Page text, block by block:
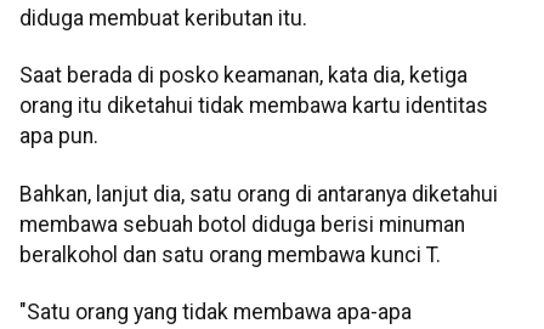
diduga membuat keributan itu.
Saat berada di posko keamanan, kata dia, ketiga
orang itu diketahui tidak membawa kartu identitas
apa pun.
Bahkan, lanjut dia, satu orang di antaranya diketahui
membawa sebuah botol diduga berisi minuman
beralkohol dan satu orang membawa kunci T.
"Satu orang yang tidak membawa apa-apa